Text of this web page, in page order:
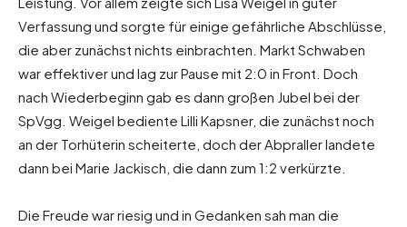
Verfassung und sorgte für einige gefährliche Abschlüsse,
die aber zunächst nichts einbrachten. Markt Schwaben
war effektiver und lag zur Pause mit 2:0 in Front. Doch
nach Wiederbeginn gab es dann großen Jubel bei der
SpVgg. Weigel bediente Lilli Kapsner, die zunächst noch
an der Torhüterin scheiterte, doch der Abpraller landete
dann bei Marie Jackisch, die dann zum 1:2 verkürzte.
Die Freude war riesig und in Gedanken sah man die